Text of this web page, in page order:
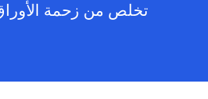
تخلص من زحمة